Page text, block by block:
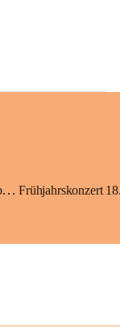
150 Jahre Freiwillige Feuerwehr Paternion – Jubiläumsfest Frühjahrskonzert